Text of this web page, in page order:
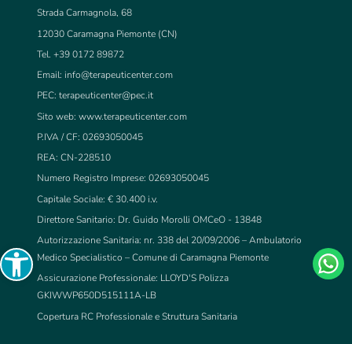
Strada Carmagnola, 68
12030 Caramagna Piemonte (CN)
Tel. +39 0172 89872
Email: info@terapeuticenter.com
PEC:terapeuticenter@pec.it
Sito web: www.terapeuticenter.com
P.IVA / CF: 02693050045
REA: CN-228510
Numero Registro Imprese: 02693050045
Capitale Sociale: € 30.400 i.v.
Direttore Sanitario: Dr. Guido Morolli OMCeO - 13848
Autorizzazione Sanitaria: nr. 338 del 20/09/2006 – Ambulatorio
Medico Specialistico – Comune di Caramagna Piemonte
Assicurazione Professionale: LLOYD'S Polizza
GKIWWP650D515111A-LB
Copertura RC Professionale e Struttura Sanitaria
Open toolbar